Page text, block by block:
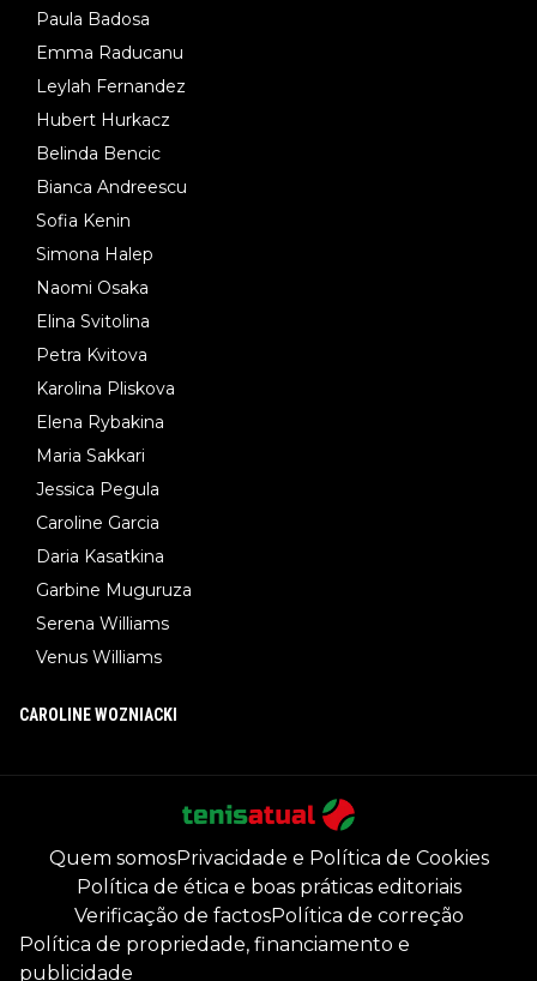
Paula Badosa
Emma Raducanu
Leylah Fernandez
Hubert Hurkacz
Belinda Bencic
Bianca Andreescu
Sofia Kenin
Simona Halep
Naomi Osaka
Elina Svitolina
Petra Kvitova
Karolina Pliskova
Elena Rybakina
Maria Sakkari
Jessica Pegula
Caroline Garcia
Daria Kasatkina
Garbine Muguruza
Serena Williams
Venus Williams
CAROLINE WOZNIACKI
Quem somosPrivacidade e Política de Cookies
Política de ética e boas práticas editoriais
Verificação de factosPolítica de correção
Política de propriedade, financiamento e
publicidade